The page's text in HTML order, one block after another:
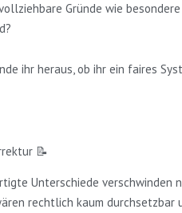
Gründe wie
ihr heraus, ob ihr ein faires
📝
Unterschiede verschwinden
rechtlich kaum durchsetzbar